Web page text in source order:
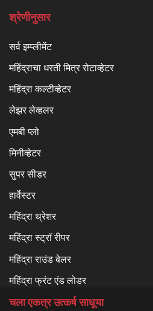
श्रेणीनुसार
सर्व इम्प्लीमेंट
महिंद्राचा धरती मित्र रोटाव्हेटर
महिंद्रा कल्टीव्हेटर
लेझर लेव्हलर
एमबी प्लो
मिनीव्हेटर
सुपर सीडर
हार्वेस्टर
महिंद्रा थ्रेशर
महिंद्रा स्ट्रॉ रीपर
महिंद्रा राउंड बेलर
महिंद्रा फ्रंट एंड लोडर
चला एकत्र उत्कर्ष साधूया